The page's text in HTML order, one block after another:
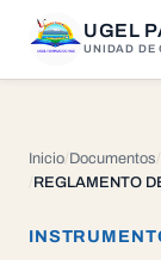
UGEL
UNIDAD DE
Inicio Documentos
REGLAMENTO